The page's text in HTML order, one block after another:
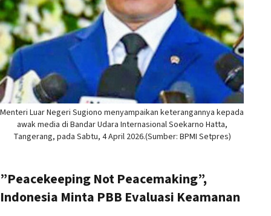
Menteri Luar Negeri Sugiono menyampaikan keterangannya kepada
awak media di Bandar Udara Internasional Soekarno Hatta,
Tangerang, pada Sabtu, 4 April 2026.(Sumber: BPMI Setpres)
‎”Peacekeeping Not Peacemaking”,
Indonesia Minta PBB Evaluasi Keamanan